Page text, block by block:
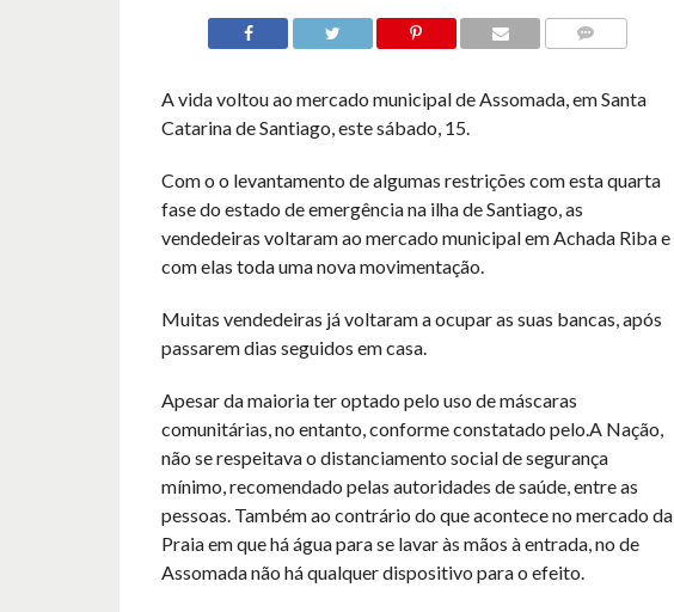
A vida voltou ao mercado municipal de Assomada, em Santa
Catarina de Santiago, este sábado, 15.
Com o o levantamento de algumas restrições com esta quarta
fase do estado de emergência na ilha de Santiago, as
vendedeiras voltaram ao mercado municipal em Achada Riba e
com elas toda uma nova movimentação.
Muitas vendedeiras já voltaram a ocupar as suas bancas, após
passarem dias seguidos em casa.
Apesar da maioria ter optado pelo uso de máscaras
comunitárias, no entanto, conforme constatado pelo.A Nação,
não se respeitava o distanciamento social de segurança
mínimo, recomendado pelas autoridades de saúde, entre as
pessoas. Também ao contrário do que acontece no mercado da
Praia em que há água para se lavar às mãos à entrada, no de
Assomada não há qualquer dispositivo para o efeito.